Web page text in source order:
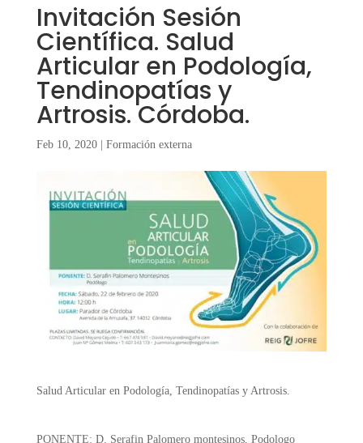
Invitación Sesión
Científica. Salud
Articular en Podología,
Tendinopatías y
Artrosis. Córdoba.
Feb 10, 2020| Formación externa
Salud Articular en Podología, Tendinopatías y Artrosis.
PONENTE: D. Serafin Palomero montesinos, Podologo